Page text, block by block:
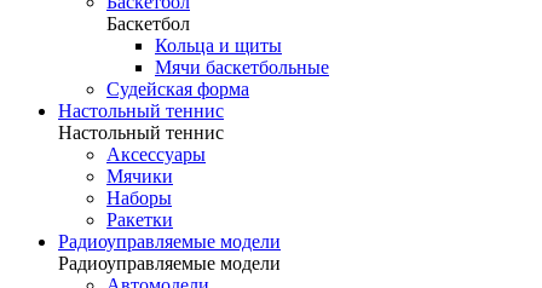
Баскетбол
Кольца и щиты
Мячи баскетбольные
Судейская форма
Настольный теннис
Настольный теннис
Аксессуары
Мячики
Наборы
Ракетки
Радиоуправляемые модели
Радиоуправляемые модели